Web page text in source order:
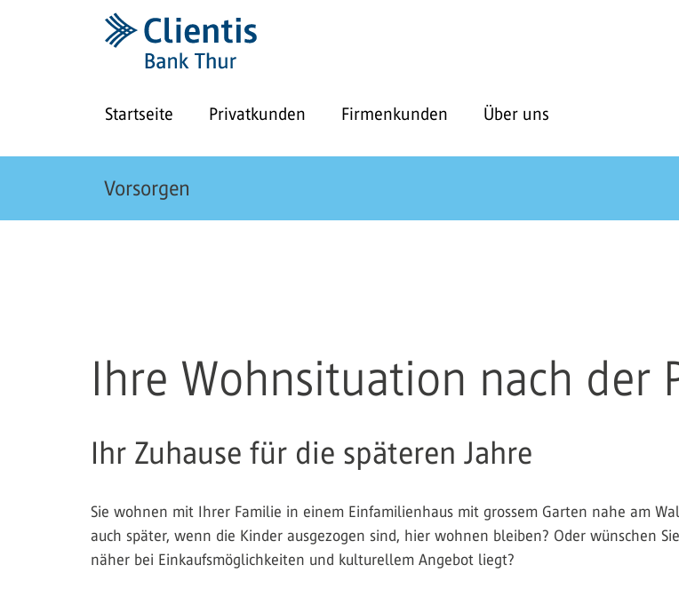
Startseite Privatkunden Firmenkunden Über uns
Vorsorgen
Ihre Wohnsituation nach der
Ihr Zuhause für die späteren Jahre
Sie wohnen mit Ihrer Familie in einem Einfamilienhaus mit grossem Garten nahe am
auch später, wenn die Kinder ausgezogen sind, hier wohnen bleiben? Oder wünschen
näher bei Einkaufsmöglichkeiten und kulturellem Angebot liegt?